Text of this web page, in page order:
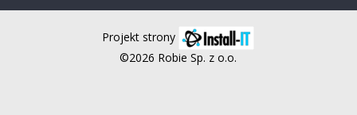
Projekt strony
©2026 Robie Sp. z o.o.